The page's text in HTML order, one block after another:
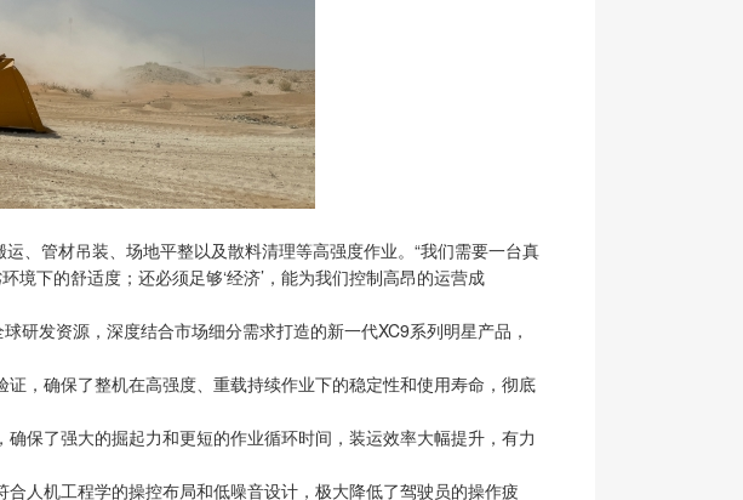
、管材吊装、场地平整以及散料清理等高强度作业。“我们需要一台真
境下的舒适度；还必须足够‘经济’，能为我们控制高昂的运营成
研发资源，深度结合市场细分需求打造的新一代XC9系列明星产品，
，确保了整机在高强度、重载持续作业下的稳定性和使用寿命，彻底
保了强大的掘起力和更短的作业循环时间，装运效率大幅提升，有力
人机工程学的操控布局和低噪音设计，极大降低了驾驶员的操作疲